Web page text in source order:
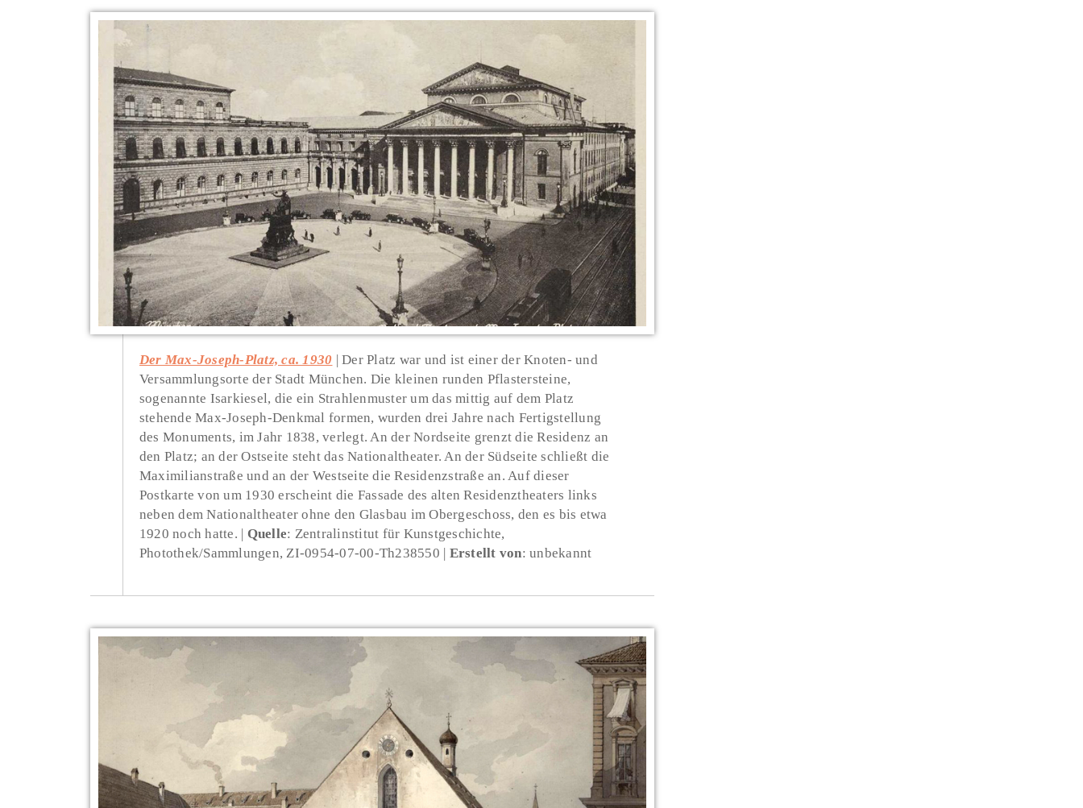
Der Max-Joseph-Platz, ca. 1930
Der Platz war und ist einer der Knoten- und
Versammlungsorte der Stadt München. Die kleinen runden Pflastersteine,
sogenannte Isarkiesel, die ein Strahlenmuster um das mittig auf dem Platz
stehende Max-Joseph-Denkmal formen, wurden drei Jahre nach Fertigstellung
des Monuments, im Jahr 1838, verlegt. An der Nordseite grenzt die Residenz an
den Platz; an der Ostseite steht das Nationaltheater. An der Südseite schließt die
Maximilianstraße und an der Westseite die Residenzstraße an. Auf dieser
Postkarte von um 1930 erscheint die Fassade des alten Residenztheaters links
neben dem Nationaltheater ohne den Glasbau im Obergeschoss, den es bis etwa
1920 noch hatte.
Quelle: Zentralinstitut für Kunstgeschichte,
Photothek/Sammlungen, ZI-0954-07-00-Th238550
Erstellt von: unbekannt